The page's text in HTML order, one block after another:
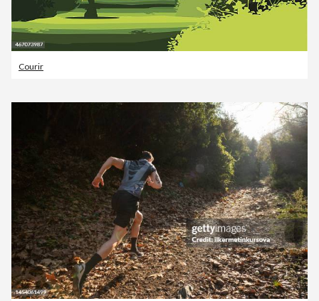
Courir